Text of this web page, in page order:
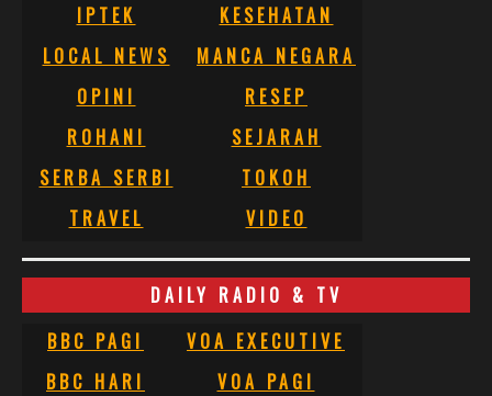
IPTEK
KESEHATAN
LOCAL NEWS
MANCA NEGARA
OPINI
RESEP
ROHANI
SEJARAH
SERBA SERBI
TOKOH
TRAVEL
VIDEO
DAILY RADIO & TV
BBC PAGI
VOA EXECUTIVE
BBC HARI
VOA PAGI